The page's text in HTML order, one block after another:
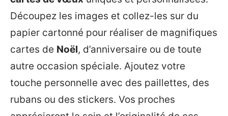
Découpez les images et collez-les sur du
papier cartonné pour réaliser de magnifiques
cartes de Noël, d’anniversaire ou de toute
autre occasion spéciale. Ajoutez votre
touche personnelle avec des paillettes, des
rubans ou des stickers. Vos proches